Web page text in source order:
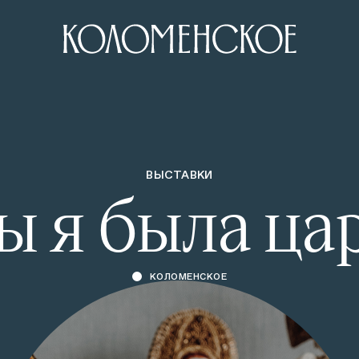
ВЫСТАВКИ
я была
КОЛОМЕНСКОЕ